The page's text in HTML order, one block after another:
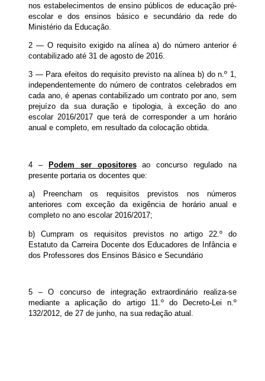
nos estabelecimentos de ensino públicos de educação pré-
escolar e dos ensinos básico e secundário da rede do
Ministério da Educação.
2 — O requisito exigido na alínea a) do número anterior é
contabilizado até 31 de agosto de 2016.
3 — Para efeitos do requisito previsto na alínea b) do n.º 1,
independentemente do número de contratos celebrados em
cada ano, é apenas contabilizado um contrato por ano, sem
prejuízo da sua duração e tipologia, à exceção do ano
escolar 2016/2017 que terá de corresponder a um horário
anual e completo, em resultado da colocação obtida.
4 – Podem ser opositoresao concurso regulado na
presente portaria os docentes que:
a) Preencham os requisitos previstos nos números
anteriores com exceção da exigência de horário anual e
completo no ano escolar 2016/2017;
b) Cumpram os requisitos previstos no artigo 22.º do
Estatuto da Carreira Docente dos Educadores de Infância e
dos Professores dos Ensinos Básico e Secundário
5 – O concurso de integração extraordinário realiza-se
mediante a aplicação do artigo 11.º do Decreto-Lei n.º
132/2012, de 27 de junho, na sua redação atual.